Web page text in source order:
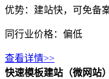
优势：建站快，可免备
同行业价格：偏低
查看详情>>
快速模板建站（微网站）